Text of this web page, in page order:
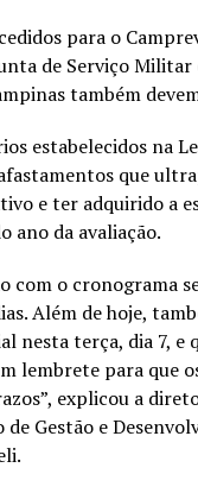
para o
de Serviço
também
estabelecidos na
que
e ter adquirido a
ano da avaliação.
com o cronograma
Além de hoje,
nesta terça, dia 7, e
lembrete para que
explicou a
Gestão e